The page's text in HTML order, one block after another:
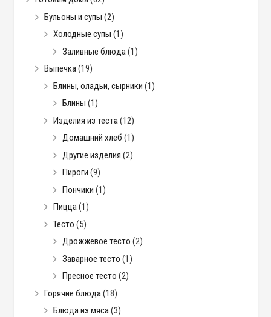
Бульоны и супы (2)
Холодные супы (1)
Заливные блюда(1)
Выпечка(19)
Блины, оладьи, сырники (1)
Блины (1)
Изделия из теста(12)
Домашний хлеб (1)
Другие изделия (2)
Пироги (9)
Пончики (1)
Пицца(1)
Тесто (5)
Дрожжевое тесто (2)
Заварное тесто (1)
Пресное тесто (2)
Горячие блюда(18)
Блюда из мяса(3)